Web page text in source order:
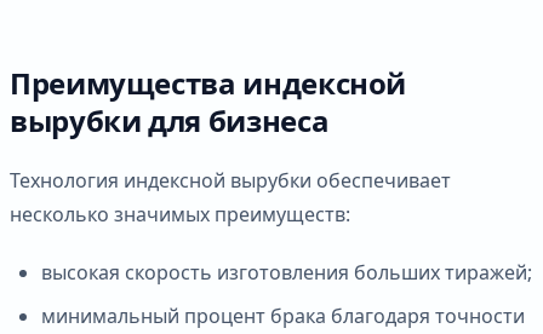
Преимущества индексной
вырубки для бизнеса
Технология индексной вырубки обеспечивает
несколько значимых преимуществ:
высокая скорость изготовления больших тиражей;
минимальный процент брака благодаря точности